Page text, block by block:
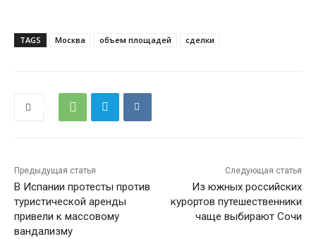
TAGS Москва объем площадей сделки
Предыдущая статья
В Испании протесты против
туристической аренды
привели к массовому
вандализму
Следующая статья
Из южных российских
курортов путешественники
чаще выбирают Сочи